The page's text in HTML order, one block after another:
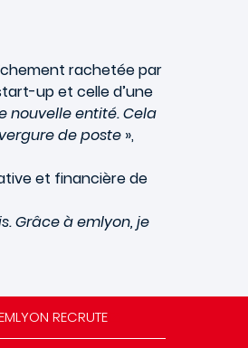
rachetée par
up et celle d’une
nouvelle entité. Cela
de poste »,
et financière de
Grâce à emlyon, je
RECRUTE